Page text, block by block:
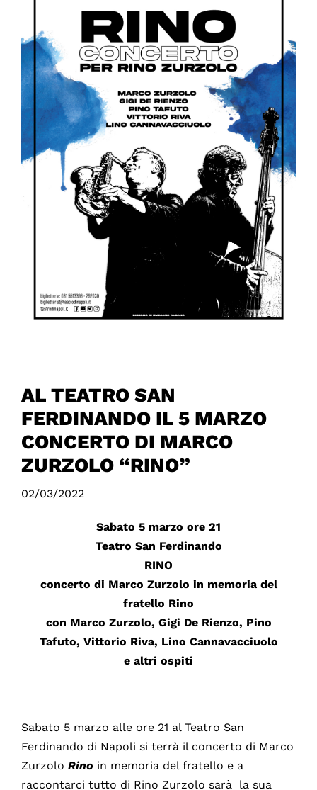
AL TEATRO SAN
FERDINANDO IL 5 MARZO
CONCERTO DI MARCO
ZURZOLO “RINO”
02/03/2022
Sabato 5 marzo ore 21
Teatro San Ferdinando
RINO
concerto di Marco Zurzolo in memoria del
fratello Rino
con Marco Zurzolo, Gigi De Rienzo, Pino
Tafuto, Vittorio Riva, Lino Cannavacciuolo
e altri ospiti
Sabato 5 marzo alle ore 21 al Teatro San
Ferdinando di Napoli si terrà il concerto di Marco
Zurzolo Rino in memoria del fratello e a
raccontarci tutto di Rino Zurzolo sarà la sua